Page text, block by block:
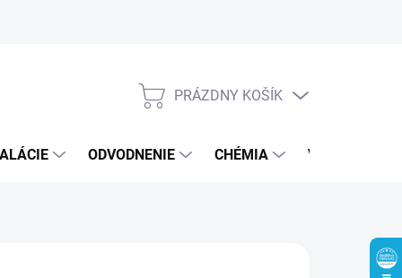
NÁKUPNÝ
PRÁZDNY KOŠÍK
ODVODNENIE CHÉMIA VEREJNÝ